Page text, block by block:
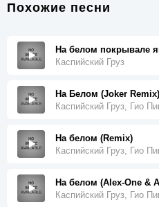
Похожие песни
На белом покрывале
Каспийский Груз
На Белом (Joker Remix)
Каспийский Груз, Гио
На белом (Remix)
Каспийский Груз, Гио
На белом (Alex-One &
Каспийский Груз, Гио